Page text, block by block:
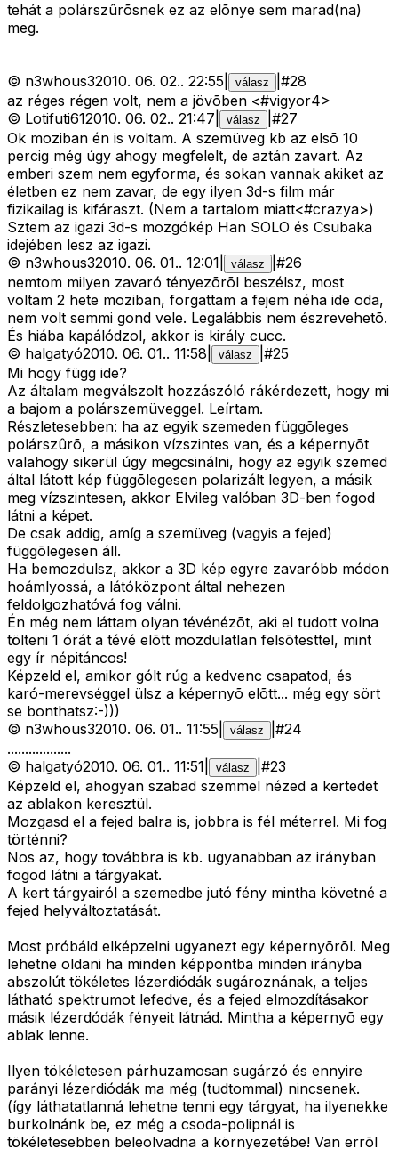
tehát a polárszûrõsnek ez az elõnye sem marad(na)
meg.
© n3whous32010. 06. 02.. 22:55 válasz #28
az réges régen volt, nem a jövõben <#vigyor4>
© Lotifuti612010. 06. 02.. 21:47 válasz #27
Ok moziban én is voltam. A szemüveg kb az elsõ 10
percig még úgy ahogy megfelelt, de aztán zavart. Az
emberi szem nem egyforma, és sokan vannak akiket az
életben ez nem zavar, de egy ilyen 3d-s film már
fizikailag is kifáraszt. (Nem a tartalom miatt<#crazya>)
Sztem az igazi 3d-s mozgókép Han SOLO és Csubaka
idejében lesz az igazi.
© n3whous32010. 06. 01.. 12:01 válasz #26
nemtom milyen zavaró tényezõrõl beszélsz, most
voltam 2 hete moziban, forgattam a fejem néha ide oda,
nem volt semmi gond vele. Legalábbis nem észrevehetõ.
És hiába kapálódzol, akkor is király cucc.
© halgatyó2010. 06. 01.. 11:58 válasz #25
Mi hogy függ ide?
Az általam megválszolt hozzászóló rákérdezett, hogy mi
a bajom a polárszemüveggel. Leírtam.
Részletesebben: ha az egyik szemeden függõleges
polárszûrõ, a másikon vízszintes van, és a képernyõt
valahogy sikerül úgy megcsinálni, hogy az egyik szemed
által látott kép függõlegesen polarizált legyen, a másik
meg vízszintesen, akkor Elvileg valóban 3D-ben fogod
látni a képet.
De csak addig, amíg a szemüveg (vagyis a fejed)
függõlegesen áll.
Ha bemozdulsz, akkor a 3D kép egyre zavaróbb módon
hoámlyossá, a látóközpont által nehezen
feldolgozhatóvá fog válni.
Én még nem láttam olyan tévénézõt, aki el tudott volna
tölteni 1 órát a tévé elõtt mozdulatlan felsõtesttel, mint
egy ír népitáncos!
Képzeld el, amikor gólt rúg a kedvenc csapatod, és
karó-merevséggel ülsz a képernyõ elõtt... még egy sört
se bonthatsz:-)))
© n3whous32010. 06. 01.. 11:55 válasz #24
..................
© halgatyó2010. 06. 01.. 11:51 válasz #23
Képzeld el, ahogyan szabad szemmel nézed a kertedet
az ablakon keresztül.
Mozgasd el a fejed balra is, jobbra is fél méterrel. Mi fog
történni?
Nos az, hogy továbbra is kb. ugyanabban az irányban
fogod látni a tárgyakat.
A kert tárgyairól a szemedbe jutó fény mintha követné a
fejed helyváltoztatását.
Most próbáld elképzelni ugyanezt egy képernyõrõl. Meg
lehetne oldani ha minden képpontba minden irányba
abszolút tökéletes lézerdiódák sugároznának, a teljes
látható spektrumot lefedve, és a fejed elmozdításakor
másik lézerdódák fényeit látnád. Mintha a képernyõ egy
ablak lenne.
Ilyen tökéletesen párhuzamosan sugárzó és ennyire
parányi lézerdiódák ma még (tudtommal) nincsenek.
(így láthatatlanná lehetne tenni egy tárgyat, ha ilyenekke
burkolnánk be, ez még a csoda-polipnál is
tökéletesebben beleolvadna a környezetébe! Van errõl